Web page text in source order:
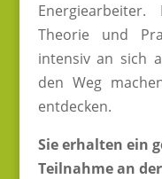
Theorie und
intensiv an sich
den Weg
entdecken.
Sie erhalten ein
Teilnahme an